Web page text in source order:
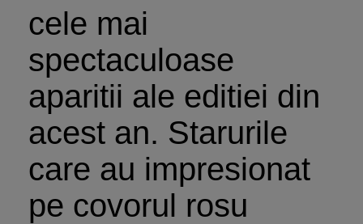
cele mai
spectaculoase
aparitii ale editiei din
acest an. Starurile
care au impresionat
pe covorul rosu